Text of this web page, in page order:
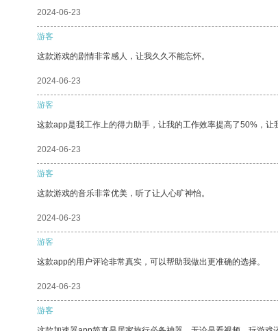
2024-06-23
游客
这款游戏的剧情非常感人，让我久久不能忘怀。
2024-06-23
游客
这款app是我工作上的得力助手，让我的工作效率提高了50%，让
2024-06-23
游客
这款游戏的音乐非常优美，听了让人心旷神怡。
2024-06-23
游客
这款app的用户评论非常真实，可以帮助我做出更准确的选择。
2024-06-23
游客